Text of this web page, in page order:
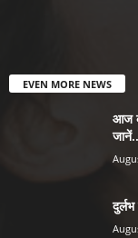
EVEN MORE NEWS
आज